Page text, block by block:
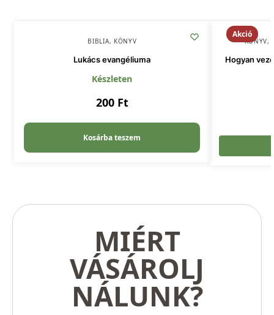
BIBLIA, KÖNYV
Lukács evangéliuma
Készleten
200 Ft
Kosárba teszem
Akció
KÖNYV,
Hogyan
MIÉRT
VÁSÁROLJ
NÁLUNK?